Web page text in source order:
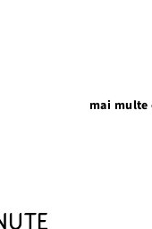
mai